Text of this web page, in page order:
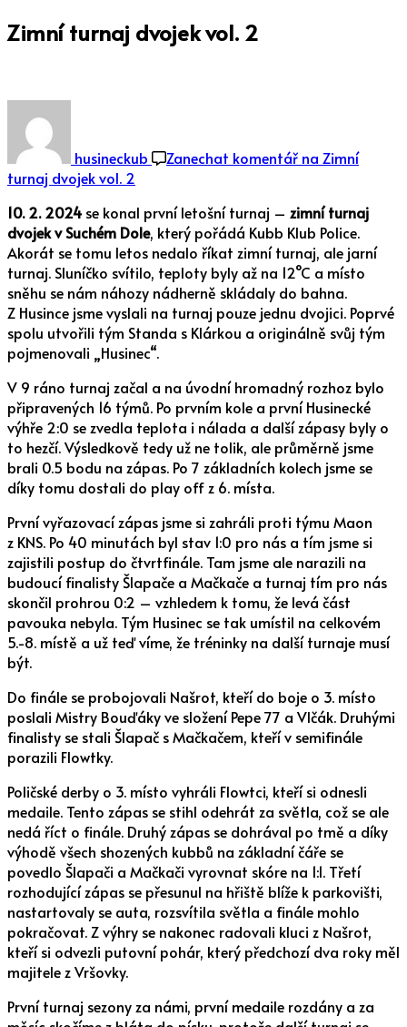
Zimní turnaj dvojek vol. 2
husineckub Zanechat komentář na Zimní
turnaj dvojek vol. 2
10. 2. 2024se konal první letošní turnaj – zimní turnaj
dvojek v Suchém Dole, který pořádá Kubb Klub Police.
Akorát se tomu letos nedalo říkat zimní turnaj, ale jarní
turnaj. Sluníčko svítilo, teploty byly až na 12°C a místo
sněhu se nám náhozy nádherně skládaly do bahna.
Z Husince jsme vyslali na turnaj pouze jednu dvojici. Poprvé
spolu utvořili tým Standa s Klárkou a originálně svůj tým
pojmenovali „Husinec“.
V 9 ráno turnaj začal a na úvodní hromadný rozhoz bylo
připravených 16 týmů. Po prvním kole a první Husinecké
výhře 2:0 se zvedla teplota i nálada a další zápasy byly o
to hezčí. Výsledkově tedy už ne tolik, ale průměrně jsme
brali 0.5 bodu na zápas. Po 7 základních kolech jsme se
díky tomu dostali do play off z 6. místa.
První vyřazovací zápas jsme si zahráli proti týmu Maon
z KNS. Po 40 minutách byl stav 1:0 pro nás a tím jsme si
zajistili postup do čtvrtfinále. Tam jsme ale narazili na
budoucí finalisty Šlapače a Mačkače a turnaj tím pro nás
skončil prohrou 0:2 – vzhledem k tomu, že levá část
pavouka nebyla. Tým Husinec se tak umístil na celkovém
5.-8. místě a už teď víme, že tréninky na další turnaje musí
být.
Do finále se probojovali Našrot, kteří do boje o 3. místo
poslali Mistry Bouďáky ve složení Pepe 77 a Vlčák. Druhými
finalisty se stali Šlapač s Mačkačem, kteří v semifinále
porazili Flowtky.
Poličské derby o 3. místo vyhráli Flowtci, kteří si odnesli
medaile. Tento zápas se stihl odehrát za světla, což se ale
nedá říct o finále. Druhý zápas se dohrával po tmě a díky
výhodě všech shozených kubbů na základní čáře se
povedlo Šlapači a Mačkači vyrovnat skóre na 1:1. Třetí
rozhodující zápas se přesunul na hřiště blíže k parkovišti,
nastartovaly se auta, rozsvítila světla a finále mohlo
pokračovat. Z výhry se nakonec radovali kluci z Našrot,
kteří si odvezli putovní pohár, který předchozí dva roky měl
majitele z Vršovky.
První turnaj sezony za námi, první medaile rozdány a za